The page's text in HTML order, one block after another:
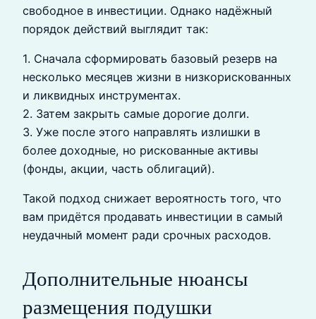
свободное в инвестиции. Однако надёжный
порядок действий выглядит так:
1. Сначала сформировать базовый резерв на
несколько месяцев жизни в низкорискованных
и ликвидных инструментах.
2. Затем закрыть самые дорогие долги.
3. Уже после этого направлять излишки в
более доходные, но рискованные активы
(фонды, акции, часть облигаций).
Такой подход снижает вероятность того, что
вам придётся продавать инвестиции в самый
неудачный момент ради срочных расходов.
Дополнительные нюансы
размещения подушки